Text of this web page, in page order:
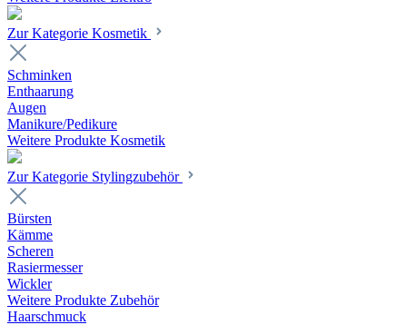
Zur Kategorie Kosmetik
Schminken
Enthaarung
Augen
Manikure/Pedikure
Weitere Produkte Kosmetik
Zur Kategorie Stylingzubehör
Bürsten
Kämme
Scheren
Rasiermesser
Wickler
Weitere Produkte Zubehör
Haarschmuck